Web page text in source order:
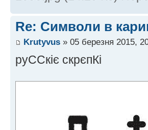
Re: Символи в
Krutyvus » 05 березня 2015,
руССкіє скрєпКі